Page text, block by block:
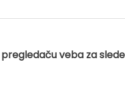
veba za